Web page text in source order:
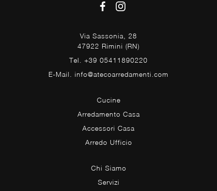
Via Sassonia, 28
47922 Rimini (RN)
Tel. +39 05411890220
E-Mail. info@atecoarredamenti.com
Cucine
Arredamento Casa
Accessori Casa
Arredo Ufficio
Chi Siamo
Servizi